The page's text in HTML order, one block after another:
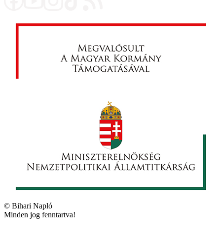
© Bihari Napló |
Minden jog fenntartva!